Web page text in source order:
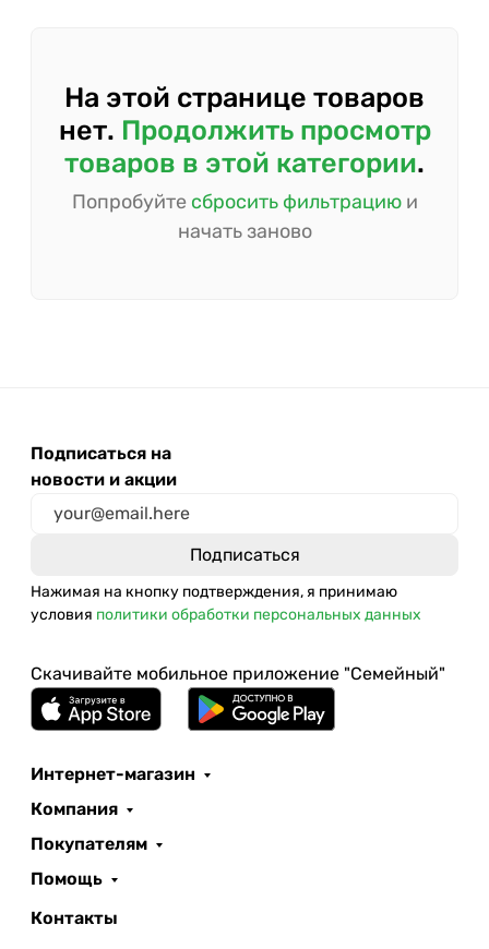
На этой странице товаров
нет. Продолжить просмотр
товаров в этой категории.
Попробуйте сбросить фильтрациюи
начать заново
Подписаться на
новости и акции
Нажимая на кнопку подтверждения, я принимаю
условия политики обработки персональных данных
Скачивайте мобильное приложение "Семейный"
Интернет-магазин
Компания
Покупателям
Помощь
Контакты